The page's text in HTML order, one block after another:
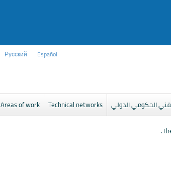
Русский Español
الحكومي الدولي Technical networks
Areas of work